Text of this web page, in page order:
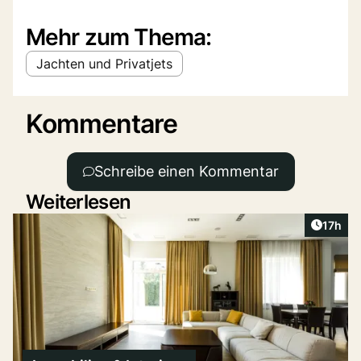
Mehr zum Thema:
Jachten und Privatjets
Kommentare
Schreibe einen Kommentar
Weiterlesen
Artikel
17h